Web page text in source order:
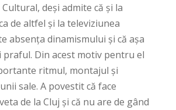
deși admite că și la
de altfel și la televiziunea
absența dinamismului și că așa
Din acest motiv pentru el
ritmul, montajul și
sale. A povestit că face
de la Cluj și că nu are de gând